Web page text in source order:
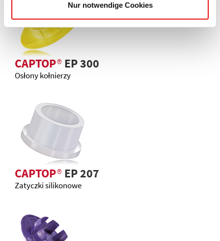
Nur notwendige Cookies
CAPTOP®EP 300
Osłony kołnierzy
CAPTOP®EP 207
Zatyczki silikonowe